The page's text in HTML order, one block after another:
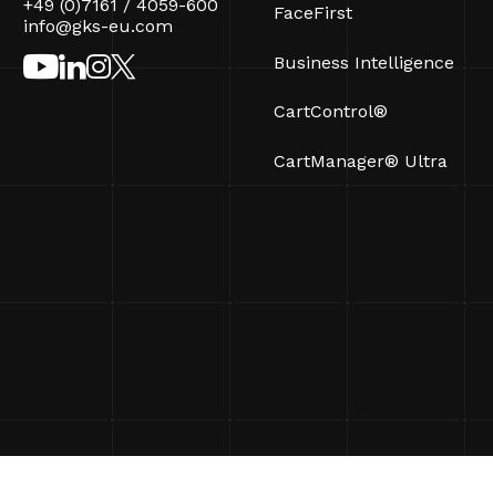
+49 (0)7161 / 4059-600
info@gks-eu.com
FaceFirst
Business Intelligence
CartControl®
CartManager® Ultra